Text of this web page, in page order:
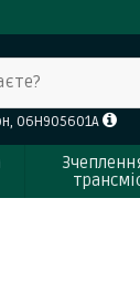
06H905601A